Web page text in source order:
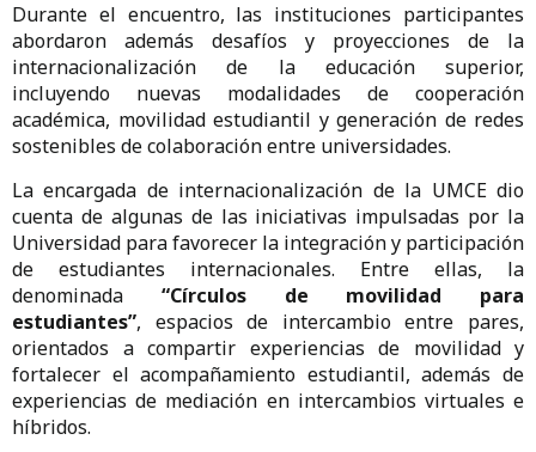
Durante el encuentro, las instituciones participantes
abordaron además desafíos y proyecciones de la
internacionalización de la educación superior,
incluyendo nuevas modalidades de cooperación
académica, movilidad estudiantil y generación de redes
sostenibles de colaboración entre universidades.
La encargada de internacionalización de la UMCE dio
cuenta de algunas de las iniciativas impulsadas por la
Universidad para favorecer la integración y participación
de estudiantes internacionales. Entre ellas, la
denominada “Círculos de movilidad para
estudiantes”, espacios de intercambio entre pares,
orientados a compartir experiencias de movilidad y
fortalecer el acompañamiento estudiantil, además de
experiencias de mediación en intercambios virtuales e
híbridos.